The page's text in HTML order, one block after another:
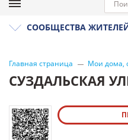
СООБЩЕСТВА
Главная страница Мои дома,
СУЗДАЛЬСКАЯ